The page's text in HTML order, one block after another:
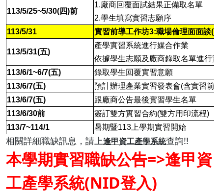
113/5/25~5/30(四)前
1.廠商回覆面試結果正備取名單
2.學生填寫實習志願序
113/5/31
實習前導工作坊3:職場倫理面面談
113/5/31(五)
產學實習系統進行媒合作業
依據學生志願及廠商錄取名單進行
113/6/1~6/7(五)
錄取學生回覆實習意願
113/6/7(五)
預計辦理產業實習發表會(含實習前
113/6/7(五)
跟廠商公告最後實習學生名單
113/6/30前
簽訂雙方實習合約(雙方用印流程)
113/7~114/1
暑期暨113上學期實習開始
相關詳細職缺訊息 ，請上逢甲資工產學系統查詢!!
本學期實習職缺公告=>逢甲資
工產學系統(NID登入)